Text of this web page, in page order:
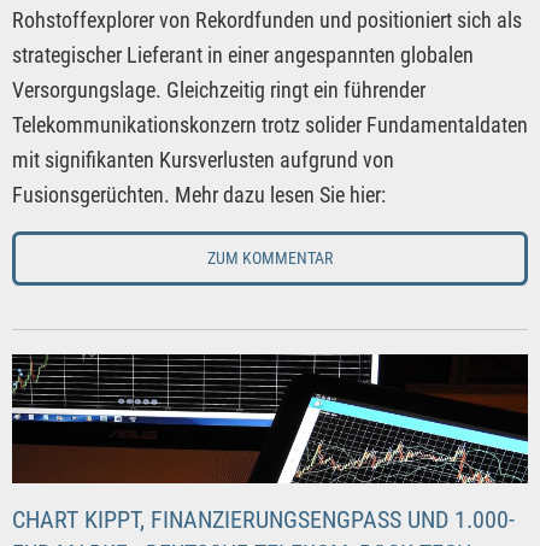
Rohstoffexplorer von Rekordfunden und positioniert sich als
strategischer Lieferant in einer angespannten globalen
Versorgungslage. Gleichzeitig ringt ein führender
Telekommunikationskonzern trotz solider Fundamentaldaten
mit signifikanten Kursverlusten aufgrund von
Fusionsgerüchten. Mehr dazu lesen Sie hier:
ZUM KOMMENTAR
CHART KIPPT, FINANZIERUNGSENGPASS UND 1.000-